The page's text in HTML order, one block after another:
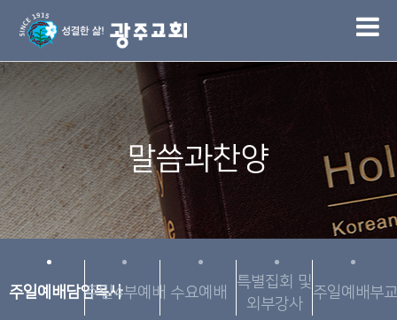
1
말씀과찬양
주일예배담임목사주일4부예배 수요예배
특별집회 및
외부강사
주일예배부